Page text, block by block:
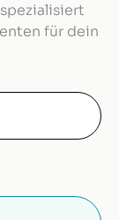
für dein